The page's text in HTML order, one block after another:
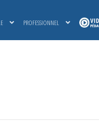
PROFESSIONNEL